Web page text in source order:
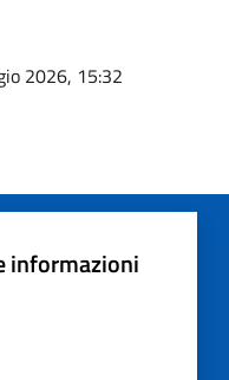
2026, 15:32
informazioni